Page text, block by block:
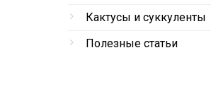
Кактусы и суккуленты
Полезные статьи